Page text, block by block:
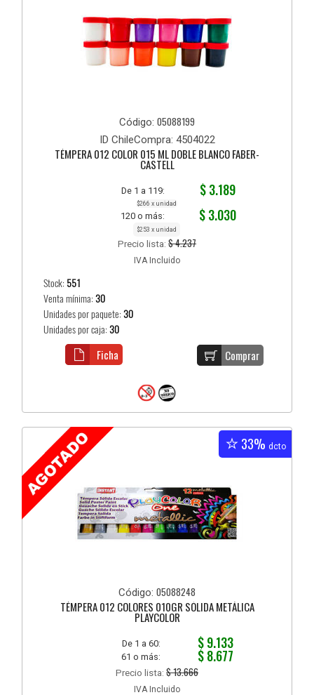
Código: 05088199
ID ChileCompra: 4504022
TÉMPERA 012 COLOR 015 ML DOBLE BLANCO FABER-
CASTELL
De 1 a 119: $ 3.189
$266 x unidad
120 o más: $ 3.030
$253 x unidad
Precio lista: $ 4.237
IVA Incluido
Stock: 551
Venta mínima:30
Unidades por paquete:30
Unidades por caja:30
Comprar
Ficha
33% dcto
Código: 05088248
TÉMPERA 012 COLORES 010GR SÓLIDA METÁLICA
PLAYCOLOR
De 1 a 60: $ 9.133
61 o más: $ 8.677
Precio lista: $ 13.666
IVA Incluido